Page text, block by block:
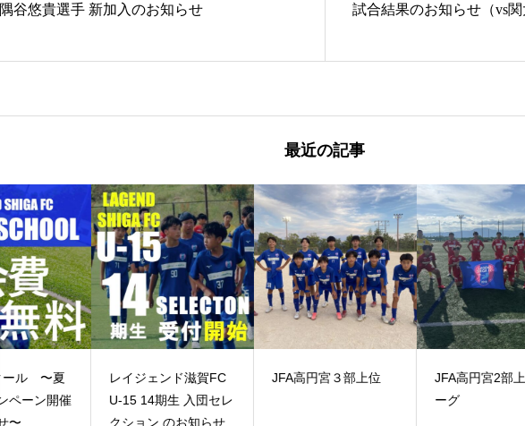
隅谷悠貴選手 新加入のお知らせ 試合結果のお知らせ（vs関
最近の記事
レイジェンド滋賀FC
U-15 14期生 入団セレ
クション のお知らせ
JFA高円宮３部上位
JFA高円宮2部上位リ